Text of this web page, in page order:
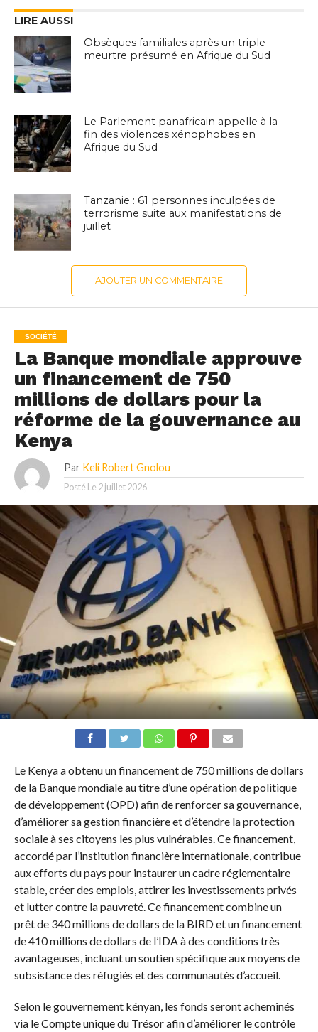
LIRE AUSSI
Obsèques familiales après un triple
meurtre présumé en Afrique du Sud
Le Parlement panafricain appelle à la
fin des violences xénophobes en
Afrique du Sud
Tanzanie : 61 personnes inculpées de
terrorisme suite aux manifestations de
juillet
AJOUTER UN COMMENTAIRE
SOCIÉTÉ
La Banque mondiale approuve
un financement de 750
millions de dollars pour la
réforme de la gouvernance au
Kenya
Par Keli Robert Gnolou
Posté Le 2 juillet 2026
Le Kenya a obtenu un financement de 750 millions de dollars
de la Banque mondiale au titre d’une opération de politique
de développement (OPD) afin de renforcer sa gouvernance,
d’améliorer sa gestion financière et d’étendre la protection
sociale à ses citoyens les plus vulnérables. Ce financement,
accordé par l’institution financière internationale, contribue
aux efforts du pays pour instaurer un cadre réglementaire
stable, créer des emplois, attirer les investissements privés
et lutter contre la pauvreté. Ce financement combine un
prêt de 340 millions de dollars de la BIRD et un financement
de 410 millions de dollars de l’IDA à des conditions très
avantageuses, incluant un soutien spécifique aux moyens de
subsistance des réfugiés et des communautés d’accueil.
Selon le gouvernement kényan, les fonds seront acheminés
via le Compte unique du Trésor afin d’améliorer le contrôle